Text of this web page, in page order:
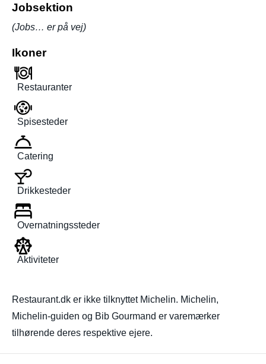
Jobsektion
(Jobs… er på vej)
Ikoner
Restauranter
Spisesteder
Catering
Drikkesteder
Overnatningssteder
Aktiviteter
Restaurant.dk er ikke tilknyttet Michelin. Michelin,
Michelin-guiden og Bib Gourmand er varemærker
tilhørende deres respektive ejere.